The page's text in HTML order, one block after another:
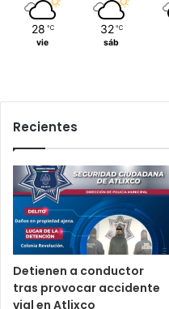
28 ℃
vie
32 ℃
sáb
Recientes
Detienen a conductor
tras provocar accidente
vial en Atlixco